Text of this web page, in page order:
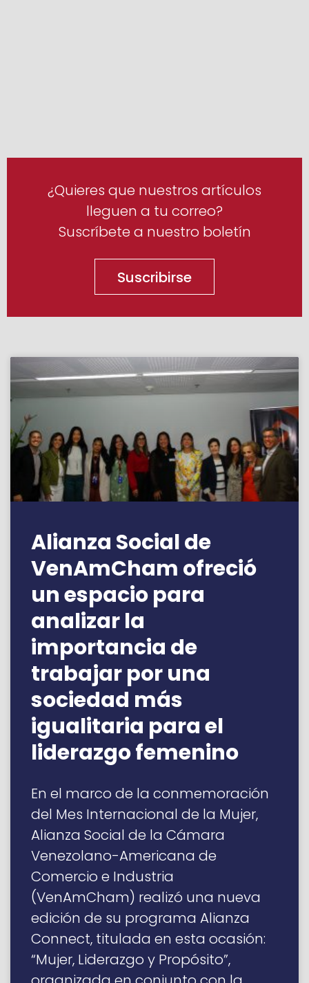
¿Quieres que nuestros artículos
lleguen a tu correo?
Suscríbete a nuestro boletín
Suscribirse
Alianza Social de
VenAmCham ofreció
un espacio para
analizar la
importancia de
trabajar por una
sociedad más
igualitaria para el
liderazgo femenino
En el marco de la conmemoración
del Mes Internacional de la Mujer,
Alianza Social de la Cámara
Venezolano-Americana de
Comercio e Industria
(VenAmCham) realizó una nueva
edición de su programa Alianza
Connect, titulada en esta ocasión:
“Mujer, Liderazgo y Propósito”,